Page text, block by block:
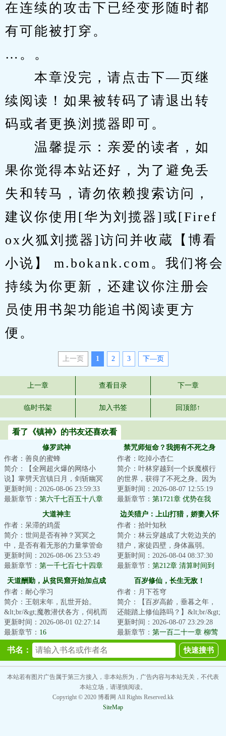
在连续的攻击下已经变形随时都
有可能被打穿。
…。。
本章没完，请点击下—页继
续阅读！如果被转码了请退出转
码或者更换浏揽器即可。
温馨提示：亲爱的读者，如
果你觉得本站还好，为了避免丢
失和转马，请勿依赖搜索访问，
建议你使用[华为刘揽器]或[Firef
ox火狐刘揽器]访问并收蔵【博看
小说】 m.bokank.com。我们将会
持续为你更新，还建议你注册会
员使用书架功能追书阅读更方
便。
上一页 1 2 3 下—页
上一章 查看目录 下一章
临时书架 加入书签 回顶部↑
看了《镇神》的书友还喜欢看
修罗武神
作者：善良的蜜蜂
简介：【全网超火爆的网络小
说】掌劈天宫镇日月，剑斩幽冥
踏九霄，世间凡人万万亿，修罗
成神我最狂！本天...
更新时间：2026-08-06 23:59:33
最新章节： 第六千七百五十八章
这里，到底是何地？
禁咒师短命？我拥有不死之身
作者：吃掉小杏仁
简介：叶林穿越到一个妖魔横行
的世界，获得了不死之身。因为
这个世界的转职仪式很费钱，他
直接卡BUG靠着...
更新时间：2026-08-07 12:55:19
最新章节： 第1721章 优势在我
大道神主
作者：呆滞的鸡蛋
简介：世间是否有神？冥冥之
中，是否有着无形的力量掌管命
运？人的命，是不是出生的那一
刻便已经注定了？...
更新时间：2026-08-06 23:53:49
最新章节： 第一千七百七十四章
老而成精
边关猎户：上山打猎，娇妻入怀
作者：拾叶知秋
简介：林云穿越成了大乾边关的
猎户，家徒四壁，身体羸弱。
&lt;br/&gt;荒年暴月，村痞上门逼
债，朝廷要他...
更新时间：2026-08-04 08:37:30
最新章节： 第212章 清算时间到
天道酬勤，从贫民窟开始加点成
作者：耐心学习
简介：王朝末年，乱世开始。
&lt;br/&gt;魔教潜伏各方，伺机而
动。叛军揭竿而起，争伐频频。
&lt;br/&gt;宗...
更新时间：2026-08-01 02:27:14
最新章节： 16
百岁修仙，长生无敌！
作者：月下苍穹
简介：【百岁高龄，垂暮之年，
还能踏上修仙路吗？】&lt;br/&gt;
重生之后的林道，以为自己生活
在一个古代...
更新时间：2026-08-07 23:29:28
最新章节： 第一百二十一章 柳莺
莺
书名：
本站若有图片广告属于第三方接入，非本站所为，广告内容与本站无关，不代表
本站立场，请谨慎阅读。
Copyright © 2020 博看网 All Rights Reserved.kk
SiteMap